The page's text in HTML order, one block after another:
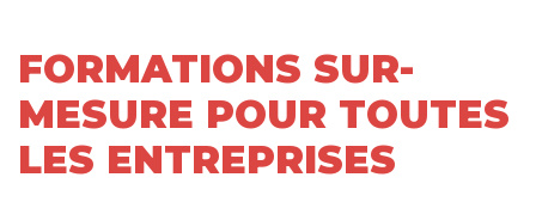
FORMATIONS SUR-
MESURE POUR TOUTES
LES ENTREPRISES